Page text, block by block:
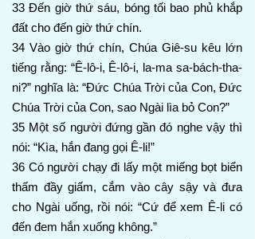
33 Đến giờ thứ sáu, bóng tối bao phủ khắp
đất cho đến giờ thứ chín.
34 Vào giờ thứ chín, Chúa Giê-su kêu lớn
tiếng rằng: “Ê-lô-i, Ê-lô-i, la-ma sa-bách-tha-
ni?” nghĩa là: “Đức Chúa Trời của Con, Đức
Chúa Trời của Con, sao Ngài lìa bỏ Con?”
35 Một số người đứng gần đó nghe vậy thì
nói: “Kìa, hắn đang gọi Ê-li!”
36 Có người chạy đi lấy một miếng bọt biển
thấm đầy giấm, cắm vào cây sậy và đưa
cho Ngài uống, rồi nói: “Cứ để xem Ê-li có
đến đem hắn xuống không.”